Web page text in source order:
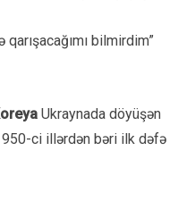
bilmirdim”
Ukraynada döyüşən
ci illərdən bəri ilk dəfə